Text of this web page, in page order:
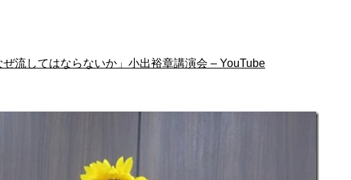
ぜ流してはならないか」小出裕章講演会 – YouTube